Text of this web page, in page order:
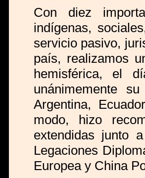
Con diez
indígenas,
servicio pasivo,
país, realizamos
hemisférica, el
unánimemente
Argentina,
modo, hizo
extendidas junto
Legaciones
Europea y China